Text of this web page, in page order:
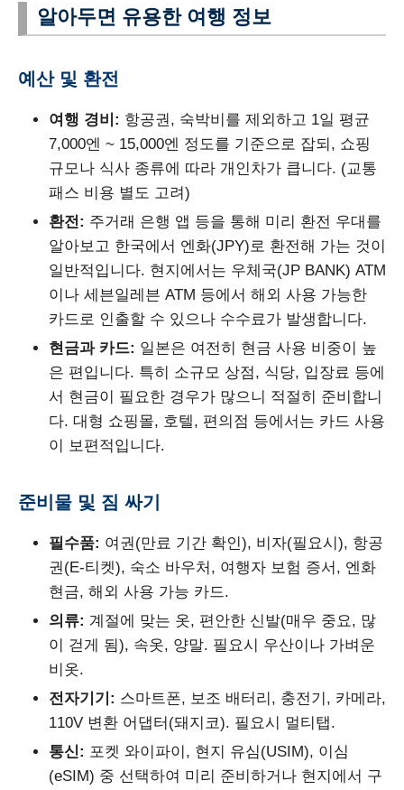
알아두면 유용한 여행 정보
예산 및 환전
여행 경비: 항공권, 숙박비를 제외하고 1일 평균
7,000엔 ~ 15,000엔 정도를 기준으로 잡되, 쇼핑
규모나 식사 종류에 따라 개인차가 큽니다. (교통
패스 비용 별도 고려)
환전: 주거래 은행 앱 등을 통해 미리 환전 우대를
알아보고 한국에서 엔화(JPY)로 환전해 가는 것이
일반적입니다. 현지에서는 우체국(JP BANK) ATM
이나 세븐일레븐 ATM 등에서 해외 사용 가능한
카드로 인출할 수 있으나 수수료가 발생합니다.
현금과 카드: 일본은 여전히 현금 사용 비중이 높
은 편입니다. 특히 소규모 상점, 식당, 입장료 등에
서 현금이 필요한 경우가 많으니 적절히 준비합니
다. 대형 쇼핑몰, 호텔, 편의점 등에서는 카드 사용
이 보편적입니다.
준비물 및 짐 싸기
필수품: 여권(만료 기간 확인), 비자(필요시), 항공
권(E-티켓), 숙소 바우처, 여행자 보험 증서, 엔화
현금, 해외 사용 가능 카드.
의류: 계절에 맞는 옷, 편안한 신발(매우 중요, 많
이 걷게 됨), 속옷, 양말. 필요시 우산이나 가벼운
비옷.
전자기기: 스마트폰, 보조 배터리, 충전기, 카메라,
110V 변환 어댑터(돼지코). 필요시 멀티탭.
통신: 포켓 와이파이, 현지 유심(USIM), 이심
(eSIM) 중 선택하여 미리 준비하거나 현지에서 구